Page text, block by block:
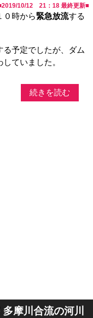
2019/10/12 21：18 最終更新■
０時から緊急放流する
予定でしたが、ダム
ていました。
続きを読む
摩川合流の河川